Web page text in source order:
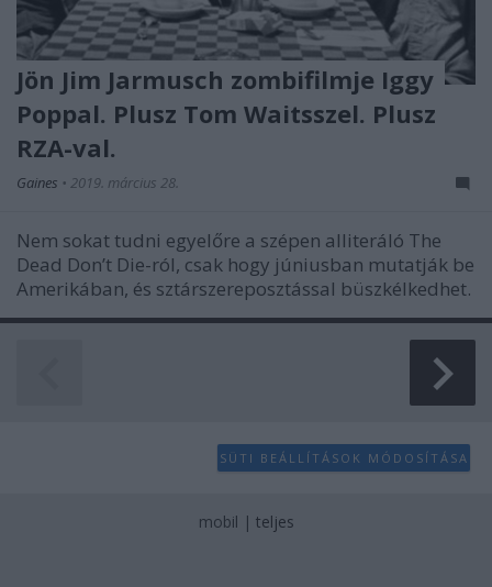
Jön Jim Jarmusch zombifilmje Iggy
Poppal. Plusz Tom Waitsszel. Plusz
RZA-val.
Gaines • 2019. március 28.
Nem sokat tudni egyelőre a szépen alliteráló The
Dead Don’t Die-ról, csak hogy júniusban mutatják be
Amerikában, és sztárszereposztással büszkélkedhet.
SÜTI BEÁLLÍTÁSOK MÓDOSÍTÁSA
mobil | teljes